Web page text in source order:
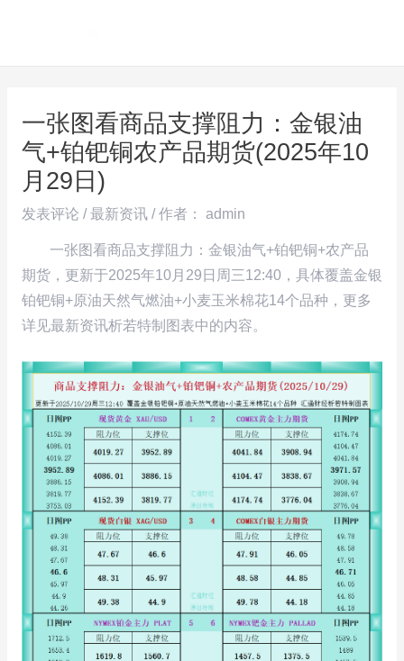
一张图看商品支撑阻力：金银油
气+铂钯铜农产品期货(2025年10
月29日)
发表评论 /最新资讯/ 作者： admin
一张图看商品支撑阻力：金银油气+铂钯铜+农产品
期货，更新于2025年10月29日周三12:40，具体覆盖金银
铂钯铜+原油天然气燃油+小麦玉米棉花14个品种，更多
详见最新资讯析若特制图表中的内容。